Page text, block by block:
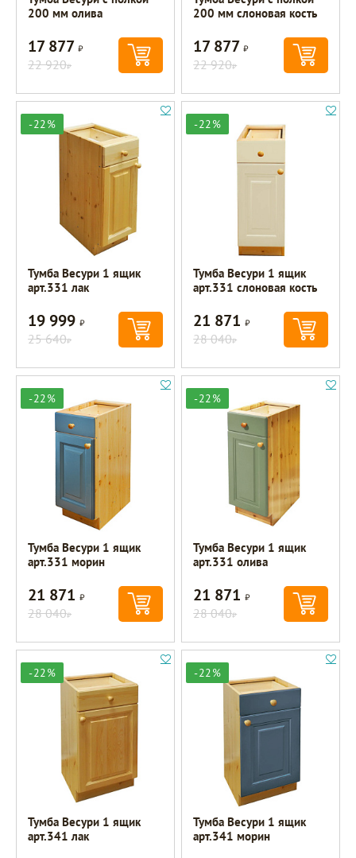
200 мм олива
17 877Р
22 920Р
200 мм слоновая кость
17 877Р
22 920Р
-22%
Тумба Весури 1 ящик
арт.331 лак
19 999Р
25 640Р
-22%
Тумба Весури 1 ящик
арт.331 слоновая кость
21 871Р
28 040Р
-22%
Тумба Весури 1 ящик
арт.331 морин
21 871Р
28 040Р
-22%
Тумба Весури 1 ящик
арт.331 олива
21 871Р
28 040Р
-22%
Тумба Весури 1 ящик
арт.341 лак
-22%
Тумба Весури 1 ящик
арт.341 морин